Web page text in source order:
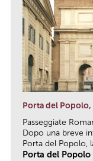
Porta del Popolo,
Passeggiate
Dopo una breve
Porta del Popolo,
Porta del Popolo